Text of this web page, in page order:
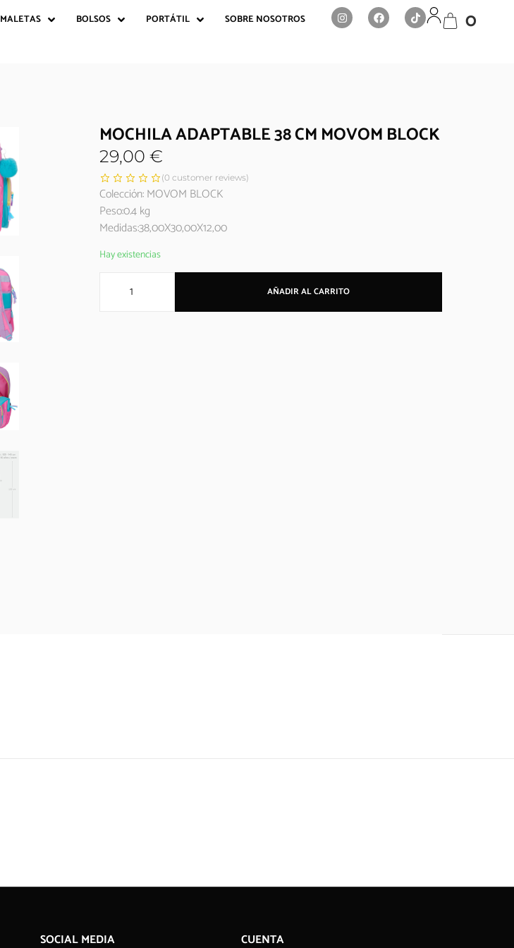
MALETAS BOLSOS PORTÁTIL SOBRE NOSOTROS 0
MOCHILA ADAPTABLE 38 CM MOVOM BLOCK
29,00 €
(0 customer reviews)
Colección: MOVOM BLOCK
Peso:0.4 kg
Medidas:38,00X30,00X12,00
Hay existencias
AÑADIR AL CARRITO
SOCIAL MEDIA CUENTA